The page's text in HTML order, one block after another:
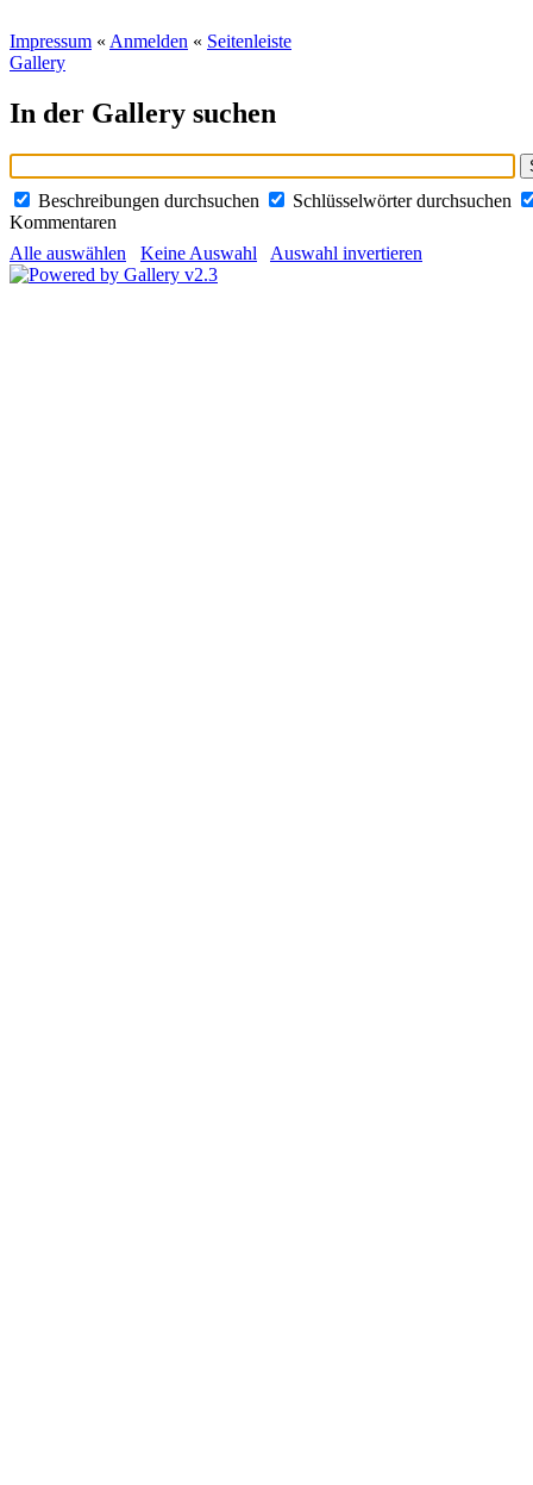
Impressum « Anmelden « Seitenleiste
Gallery
In der Gallery suchen
Beschreibungen durchsuchen
Schlüsselwörter durchsuchen
Kommentaren
Alle auswählen
Keine Auswahl Auswahl invertieren